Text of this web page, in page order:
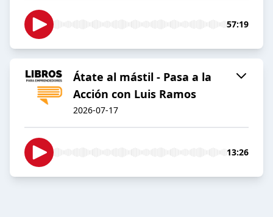
57:19
Átate al mástil - Pasa a la
Acción con Luis Ramos
2026-07-17
13:26